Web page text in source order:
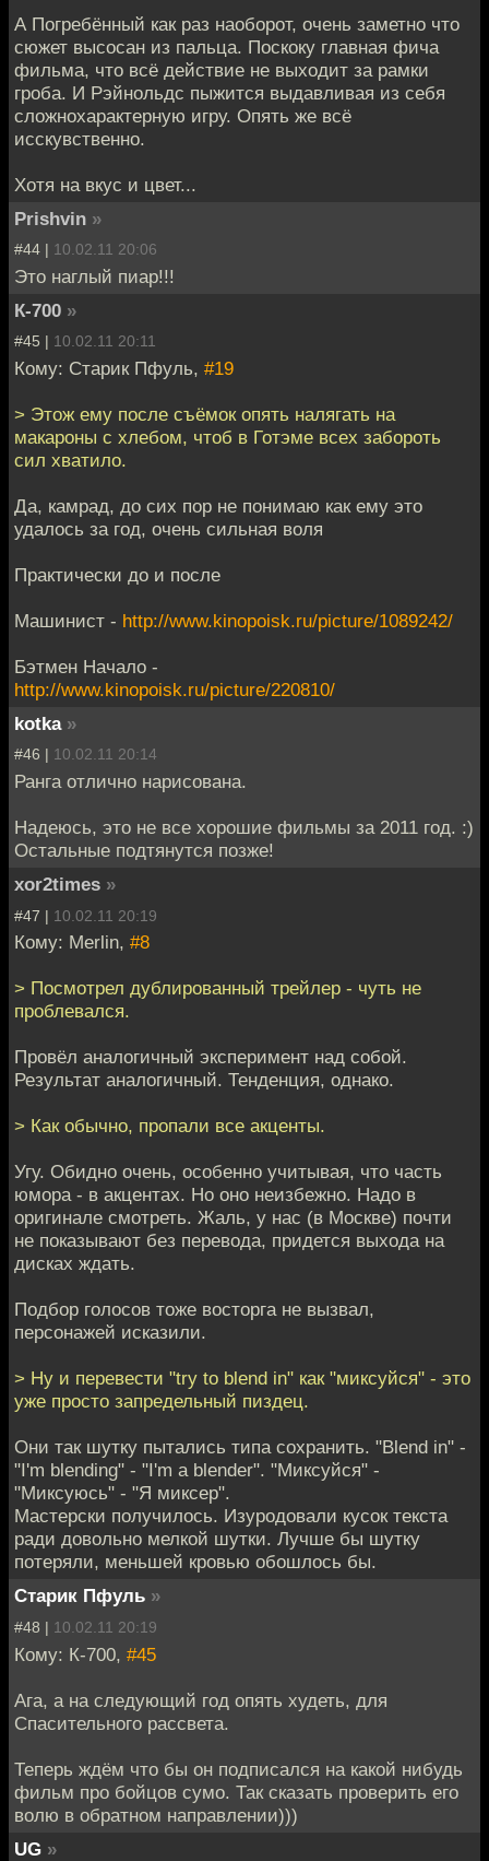
А Погребённый как раз наоборот, очень заметно что
сюжет высосан из пальца. Поскоку главная фича
фильма, что всё действие не выходит за рамки
гроба. И Рэйнольдс пыжится выдавливая из себя
сложнохарактерную игру. Опять же всё
исскувственно.
Хотя на вкус и цвет...
Prishvin »
#44 | 10.02.11 20:06
Это наглый пиар!!!
К-700 »
#45 | 10.02.11 20:11
Кому: Старик Пфуль, #19
> Этож ему после съёмок опять налягать на
макароны с хлебом, чтоб в Готэме всех забороть
сил хватило.
Да, камрад, до сих пор не понимаю как ему это
удалось за год, очень сильная воля
Практически до и после
Машинист - http://www.kinopoisk.ru/picture/1089242/
Бэтмен Начало -
http://www.kinopoisk.ru/picture/220810/
kotka »
#46 | 10.02.11 20:14
Ранга отлично нарисована.
Надеюсь, это не все хорошие фильмы за 2011 год. :)
Остальные подтянутся позже!
xor2times »
#47 | 10.02.11 20:19
Кому: Merlin, #8
> Посмотрел дублированный трейлер - чуть не
проблевался.
Провёл аналогичный эксперимент над собой.
Результат аналогичный. Тенденция, однако.
> Как обычно, пропали все акценты.
Угу. Обидно очень, особенно учитывая, что часть
юмора - в акцентах. Но оно неизбежно. Надо в
оригинале смотреть. Жаль, у нас (в Москве) почти
не показывают без перевода, придется выхода на
дисках ждать.
Подбор голосов тоже восторга не вызвал,
персонажей исказили.
> Ну и перевести "try to blend in" как "миксуйся" - это
уже просто запредельный пиздец.
Они так шутку пытались типа сохранить. "Blend in" -
"I'm blending" - "I'm a blender". "Миксуйся" -
"Миксуюсь" - "Я миксер".
Мастерски получилось. Изуродовали кусок текста
ради довольно мелкой шутки. Лучше бы шутку
потеряли, меньшей кровью обошлось бы.
Старик Пфуль »
#48 | 10.02.11 20:19
Кому: К-700, #45
Ага, а на следующий год опять худеть, для
Спасительного рассвета.
Теперь ждём что бы он подписался на какой нибудь
фильм про бойцов сумо. Так сказать проверить его
волю в обратном направлении)))
UG »